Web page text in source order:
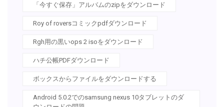
「今すぐ保存」アルバムのzipをダウンロード
Roy of roversコミックpdfダウンロード
Rgh用の黒いops 2 isoをダウンロード
ハチ公帳PDFダウンロード
ボックスからファイルをダウンロードする
Android 5.0.2でのsamsung nexus 10タブレットのダ